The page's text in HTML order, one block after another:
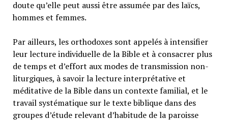
doute qu’elle peut aussi être assumée par des laïcs,
hommes et femmes.
Par ailleurs, les orthodoxes sont appelés à intensifier
leur lecture individuelle de la Bible et à consacrer plus
de temps et d’effort aux modes de transmission non-
liturgiques, à savoir la lecture interprétative et
méditative de la Bible dans un contexte familial, et le
travail systématique sur le texte biblique dans des
groupes d’étude relevant d’habitude de la paroisse